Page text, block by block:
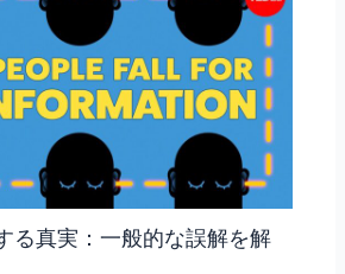
る真実：一般的な誤解を解